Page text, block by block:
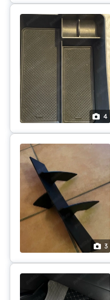
4
3